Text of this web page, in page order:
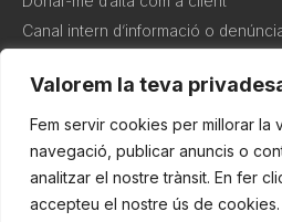
Valorem la teva
Fem servir cookies per millorar la
navegació, publicar anuncis o
analitzar el nostre trànsit. En fer
accepteu el nostre ús de cookies.
Canal intern d’informació o
cookies
Política de
privadesa